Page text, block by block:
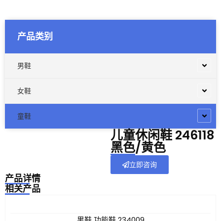
产品类别
男鞋
女鞋
童鞋
儿童休闲鞋 246118
黑色/黄色
立即咨询
产品详情
相关产品